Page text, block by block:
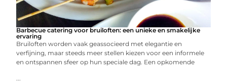
Barbecue catering voor bruiloften: een unieke en smakelijke
ervaring
Bruiloften worden vaak geassocieerd met elegantie en
verfijning, maar steeds meer stellen kiezen voor een informele
en ontspannen sfeer op hun speciale dag. Een opkomende
...